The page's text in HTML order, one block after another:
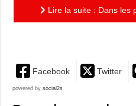
Lire la suite : Dans les
Facebook Twitter
powered by social2s